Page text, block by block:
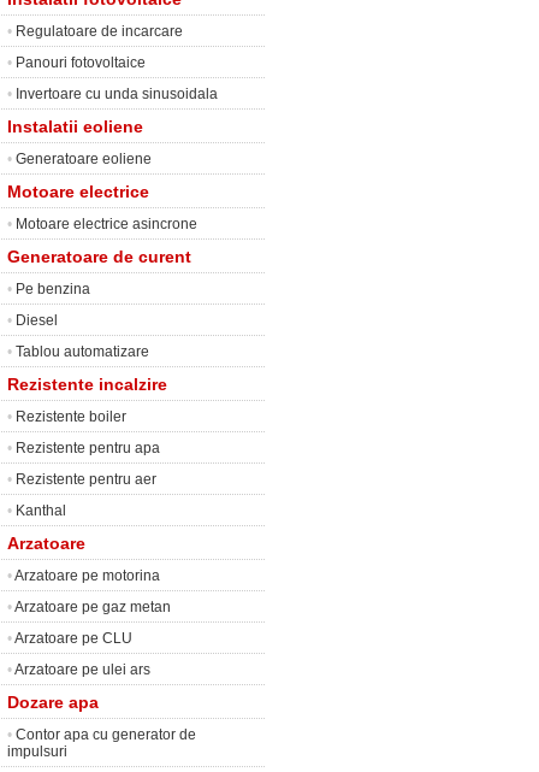
• Regulatoare de incarcare
• Panouri fotovoltaice
• Invertoare cu unda sinusoidala
Instalatii eoliene
• Generatoare eoliene
Motoare electrice
• Motoare electrice asincrone
Generatoare de curent
• Pe benzina
• Diesel
• Tablou automatizare
Rezistente incalzire
• Rezistente boiler
• Rezistente pentru apa
• Rezistente pentru aer
• Kanthal
Arzatoare
•Arzatoare pe motorina
•Arzatoare pe gaz metan
•Arzatoare pe CLU
•Arzatoare pe ulei ars
Dozare apa
• Contor apa cu generator de
impulsuri